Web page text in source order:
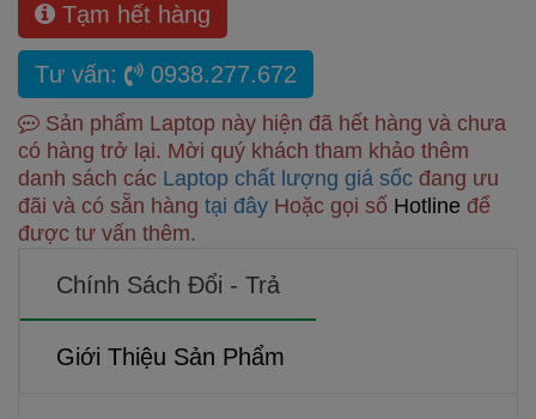
Tạm hết hàng
Tư vấn: 0938.277.672
Sản phẩm Laptop này hiện đã hết hàng và chưa
có hàng trở lại. Mời quý khách tham khảo thêm
danh sách các Laptop chất lượng giá sốc đang ưu
đãi và có sẵn hàng tại đây Hoặc gọi số Hotline để
được tư vấn thêm.
Chính Sách Đổi - Trả
Giới Thiệu Sản Phẩm